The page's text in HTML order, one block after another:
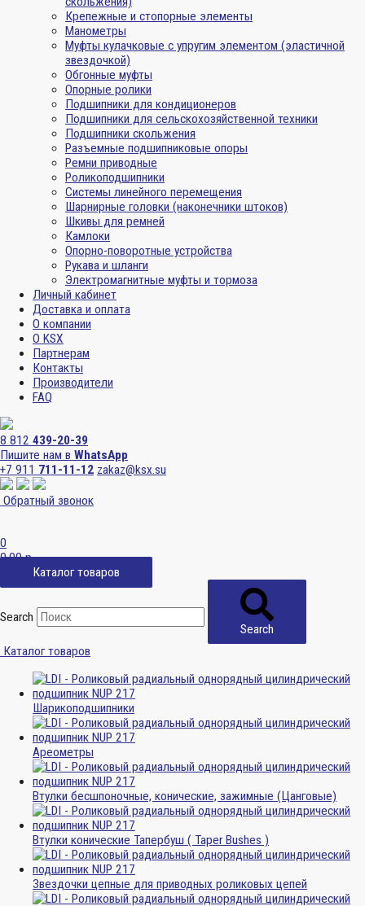
Крепежные и стопорные элементы
Манометры
Муфты кулачковые с упругим элементом (эластичной
звездочкой)
Обгонные муфты
Опорные ролики
Подшипники для кондиционеров
Подшипники для сельскохозяйственной техники
Подшипники скольжения
Разъемные подшипниковые опоры
Ремни приводные
Роликоподшипники
Системы линейного перемещения
Шарнирные головки (наконечники штоков)
Шкивы для ремней
Камлоки
Опорно-поворотные устройства
Рукава и шланги
Электромагнитные муфты и тормоза
Личный кабинет
Доставка и оплата
О компании
О KSX
Партнерам
Контакты
Производители
FAQ
8 812 439-20-39
Пишите нам в WhatsApp
+7 911 711-11-12 zakaz@ksx.su
Обратный звонок
0
0,00р.
Каталог товаров
Search
Search
Каталог товаров
Шарикоподшипники
Ареометры
Втулки бесшпоночные, конические, зажимные (Цанговые)
Втулки конические Тапербуш ( Taper Bushes )
Звездочки цепные для приводных роликовых цепей